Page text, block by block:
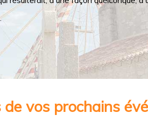
vos prochains